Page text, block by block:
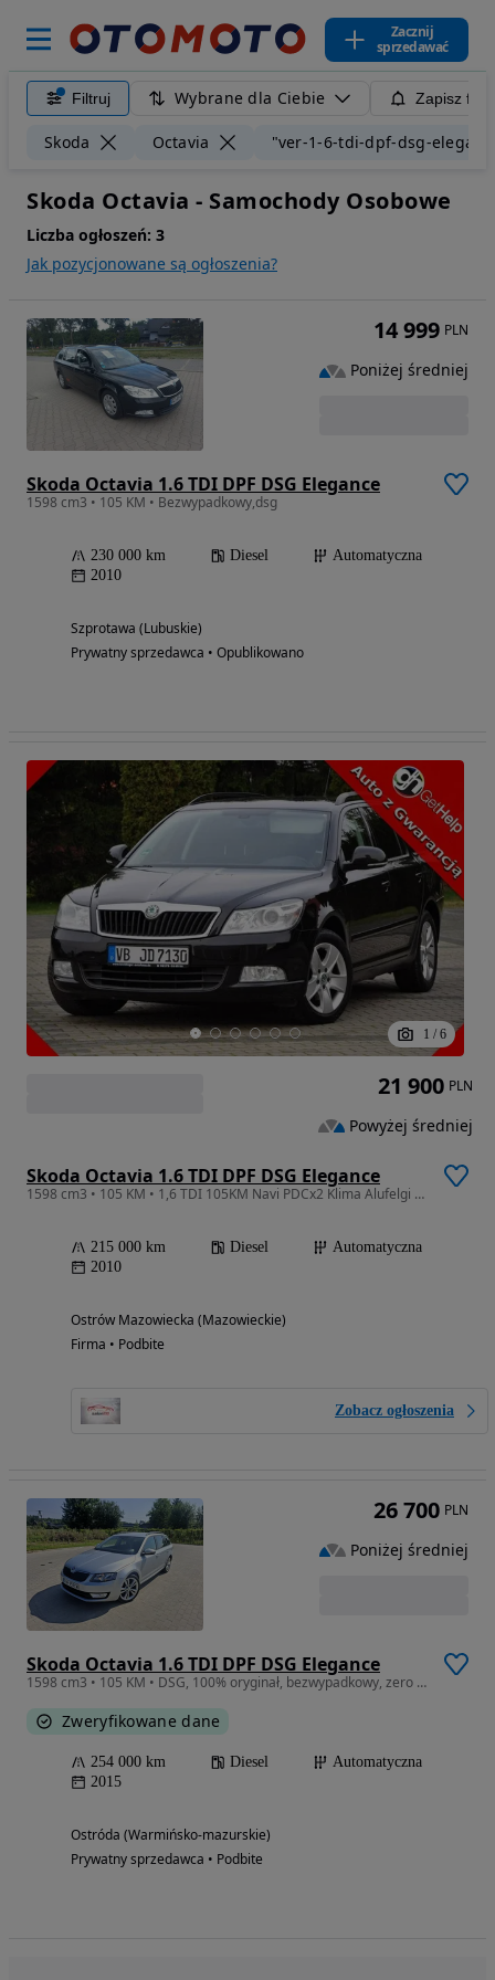
Zacznij
sprzedawać
Filtruj Wybrane dla Ciebie Zapisz
Skoda Octavia "ver-1-6-tdi-dpf-dsg-
Skoda Octavia - Samochody Osobowe
Liczba ogłoszeń: 3
Jak pozycjonowane są ogłoszenia?
Skoda Octavia 1.6 TDI DPF DSG Elegance
1598 cm3 • 105 KM • Bezwypadkowy,dsg
230 000 km Diesel
Automatyczna
2010
Szprotawa (Lubuskie)
Prywatny sprzedawca • Opublikowano
14 999 PLN
Poniżej średniej
1 / 6
Skoda Octavia 1.6 TDI DPF DSG Elegance
1598 cm3 • 105 KM • 1,6 TDI 105KM Navi PDCx2 Klima Alufelgi 1Wł. Serwis z DE Super Stan !
215 000 km Diesel
Automatyczna
2010
Ostrów Mazowiecka (Mazowieckie)
Firma • Podbite
Zobacz ogłoszenia
21 900 PLN
Powyżej średniej
Skoda Octavia 1.6 TDI DPF DSG Elegance
1598 cm3 • 105 KM • DSG, 100% oryginał, bezwypadkowy, zero rdzy, naprawdę warto
Zweryfikowane dane
254 000 km Diesel
Automatyczna
2015
Ostróda (Warmińsko-mazurskie)
Prywatny sprzedawca • Podbite
26 700 PLN
Poniżej średniej